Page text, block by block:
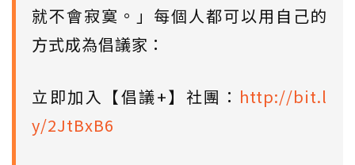
就不會寂寞。」每個人都可以用自己的
方式成為倡議家：
立即加入【倡議+】社團： http://bit.l
y/2JtBxB6